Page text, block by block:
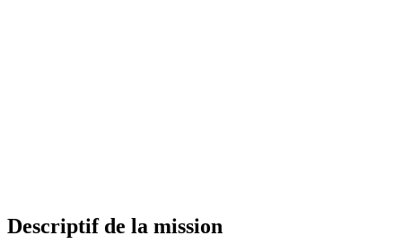
Descriptif de la mission